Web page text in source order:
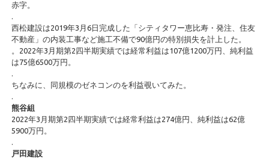
赤字。
.
西松建設は2019年3月6日完成した「シティタワー恵比寿・発注、住友
不動産」の内装工事など施工不備で90億円の特別損失を計上した。
。2022年3月期第2四半期実績では経常利益は107億1200万円、純利益
は75億6500万円。
.
ちなみに、同規模のゼネコンのを利益覗いてみた。
.
熊谷組
2022年3月期第2四半期実績では経常利益は274億円、純利益は62億
5900万円。
.
戸田建設